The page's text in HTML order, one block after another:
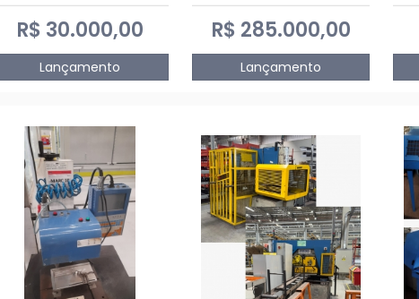
R$ 30.000,00
Lançamento
808D Advanced
R$ 285.000,00
Lançamento